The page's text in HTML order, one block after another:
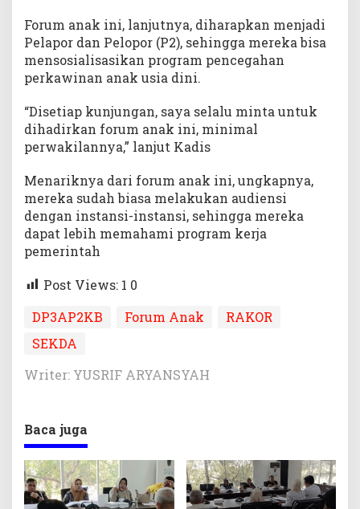
Forum anak ini, lanjutnya, diharapkan menjadi
Pelapor dan Pelopor (P2), sehingga mereka bisa
mensosialisasikan program pencegahan
perkawinan anak usia dini.
“Disetiap kunjungan, saya selalu minta untuk
dihadirkan forum anak ini, minimal
perwakilannya,” lanjut Kadis
Menariknya dari forum anak ini, ungkapnya,
mereka sudah biasa melakukan audiensi
dengan instansi-instansi, sehingga mereka
dapat lebih memahami program kerja
pemerintah
Post Views: 1 0
DP3AP2KB
Forum Anak
RAKOR
SEKDA
Writer: YUSRIF ARYANSYAH
Baca juga